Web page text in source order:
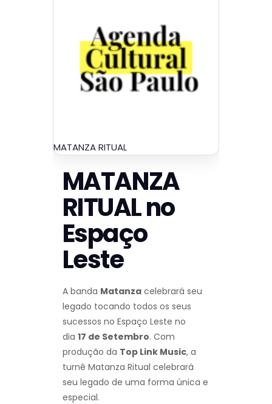
MATANZA RITUAL
MATANZA
RITUAL no
Espaço
Leste
A banda Matanza celebrará seu
legado tocando todos os seus
sucessos no Espaço Leste no
dia 17 de Setembro. Com
produção da Top Link Music, a
turnê Matanza Ritual celebrará
seu legado de uma forma única e
especial.